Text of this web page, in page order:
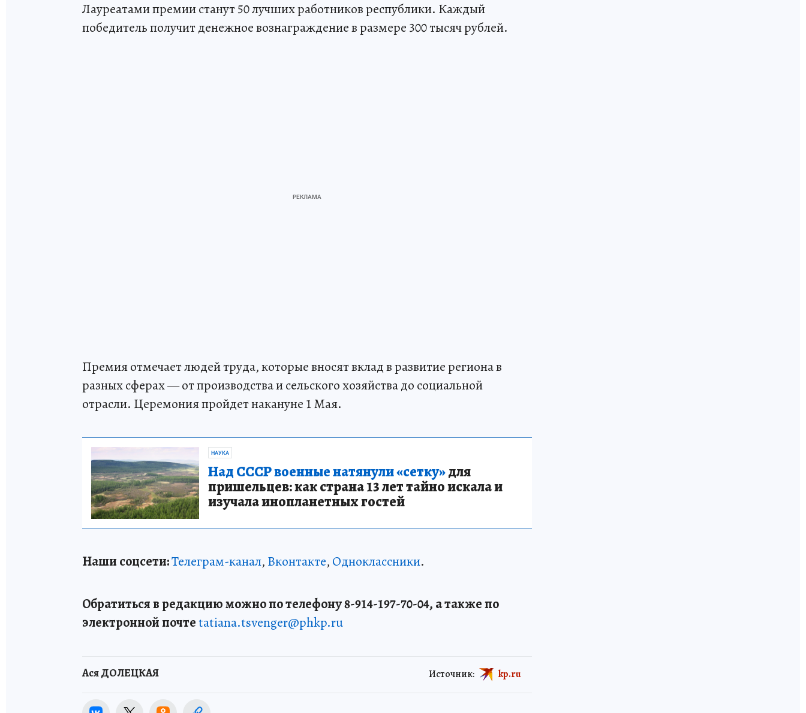
Лауреатами премии станут 50 лучших работников республики. Каждый
победитель получит денежное вознаграждение в размере 300 тысяч рублей.
Премия отмечает людей труда, которые вносят вклад в развитие региона в
разных сферах — от производства и сельского хозяйства до социальной
отрасли. Церемония пройдет накануне 1 Мая.
НАУКА
Над СССР военные натянули «сетку»для
пришельцев: как страна 13 лет тайно искала и
изучала инопланетных гостей
Наши соцсети:Телеграм-канал, Вконтакте, Одноклассники.
Обратиться в редакцию можно по телефону 8-914-197-70-04, а также по
электронной почтеtatiana.tsvenger@phkp.ru
Ася ДОЛЕЦКАЯ Источник: kp.ru